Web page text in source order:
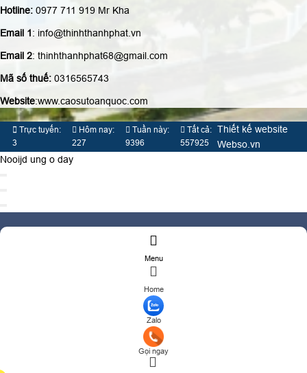
Email 1: info@thinhthanhphat.vn
Email 2: thinhthanhphat68@gmail.com
Mã số thuế:0316565743
Website:www.caosutoanquoc.com
Trực tuyến:
3
Hôm nay:
227
Tuần này:
9396
Tất cả:
557925
Thiết kế website
Webso.vn
Menu
Home
Zalo
Gọi ngay
Nooijd ung o day
TƯ VẤN BÁO GIÁ
TƯ VẤN DỊCH VỤ